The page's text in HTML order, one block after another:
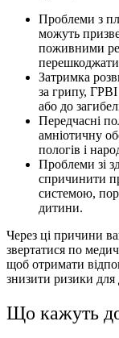
Проблеми з
можуть
поживними
перешкоджати
Затримка
за грипу,
або до
Передчасні
амніотичну
пологів і
Проблеми зі
спричинити
системою,
дитини.
Через ці причини
звертатися по
щоб отримати
знизити ризики
Що кажуть